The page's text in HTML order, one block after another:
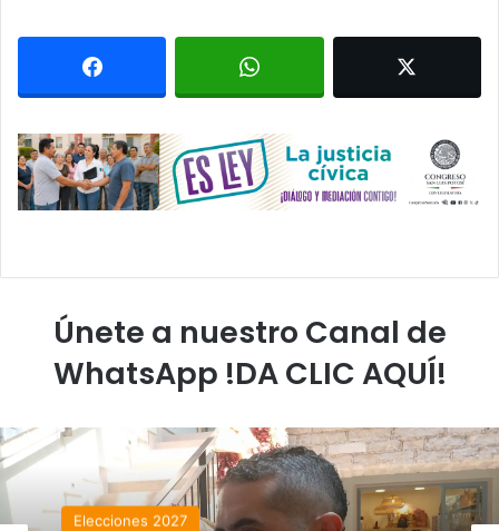
Únete a nuestro Canal de
WhatsApp !DA CLIC AQUÍ!
Elecciones 2027